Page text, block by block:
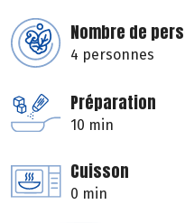
Nombre de
4 personnes
Préparation
10 min
Cuisson
0 min